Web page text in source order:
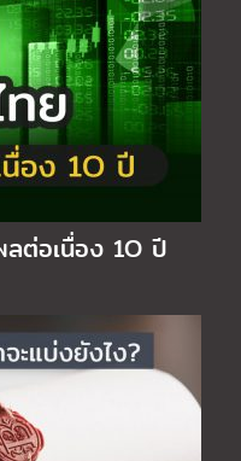
ลต่อเนื่อง 1O ปี